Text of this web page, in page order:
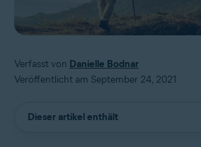
Verfasst von Danielle Bodnar
Veröffentlicht am September 24, 2021
Dieser artikel enthält